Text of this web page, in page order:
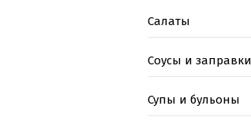
Салаты
Соусы и заправки
Супы и бульоны